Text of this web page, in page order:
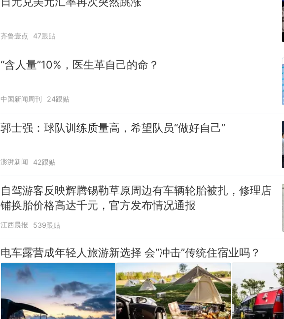
齐鲁壹点 47跟贴
“含人量”10%，医生革自己的命？
中国新闻周刊 24跟贴
郭士强：球队训练质量高，希望队员“做好自己”
澎湃新闻 42跟贴
自驾游客反映辉腾锡勒草原周边有车辆轮胎被扎，修理店
铺换胎价格高达千元，官方发布情况通报
江西晨报 539跟贴
电车露营成年轻人旅游新选择 会“冲击”传统住宿业吗？